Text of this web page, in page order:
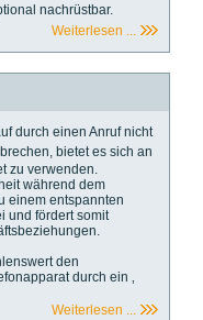
nachrüstbar.
Weiterlesen ...
durch einen Anruf nicht
bietet es sich an
zu verwenden.
während dem
einem entspannten
und fördert somit
den
durch ein ‚
Weiterlesen ...